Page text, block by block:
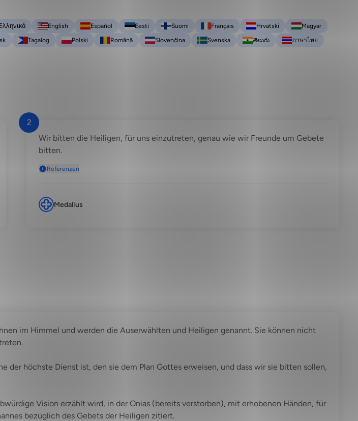
Ελληνικά English Español Eesti Suomi Français Hrvatski
Magyar
Tagalog Polski Română Slovenčina Svenska తెలుగు
ภาษาไทย
2
Wir bitten die Heiligen, für uns einzutreten, genau wie wir Freunde um Gebete
bitten.
Referenzen
Medalius
im Himmel und werden die Auserwählten und Heiligen genannt. Sie können nicht
der höchste Dienst ist, den sie dem Plan Gottes erweisen, und dass wir sie bitten sollen,
Vision erzählt wird, in der Onias (bereits verstorben), mit erhobenen Händen, für
bezüglich des Gebets der Heiligen zitiert.